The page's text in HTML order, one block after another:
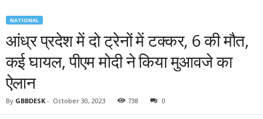
NATIONAL
आंध्र प्रदेश में दो ट्रेनों में टक्कर, 6 की मौत,
कई घायल, पीएम मोदी ने किया मुआवजे का
ऐलान
By GBBDESK - October 30, 2023 738 0